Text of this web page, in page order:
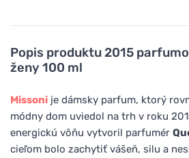
Popis produktu2015
ženy 100 ml
Missoni je dámsky parfum, ktorý
módny dom uviedol na trh v roku
energickú vôňu vytvoril parfumér
cieľom bolo zachytiť vášeň, silu a